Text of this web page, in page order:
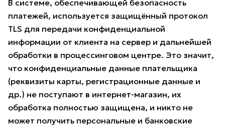
В системе, обеспечивающей безопасность
платежей, используется защищённый протокол
TLS для передачи конфиденциальной
информации от клиента на сервер и дальнейшей
обработки в процессинговом центре. Это значит,
что конфиденциальные данные плательщика
(реквизиты карты, регистрационные данные и
др.) не поступают в интернет-магазин, их
обработка полностью защищена, и никто не
может получить персональные и банковские